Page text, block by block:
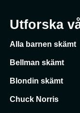
Utforska
Alla barnen skämt
Bellman skämt
Blondin skämt
Chuck Norris